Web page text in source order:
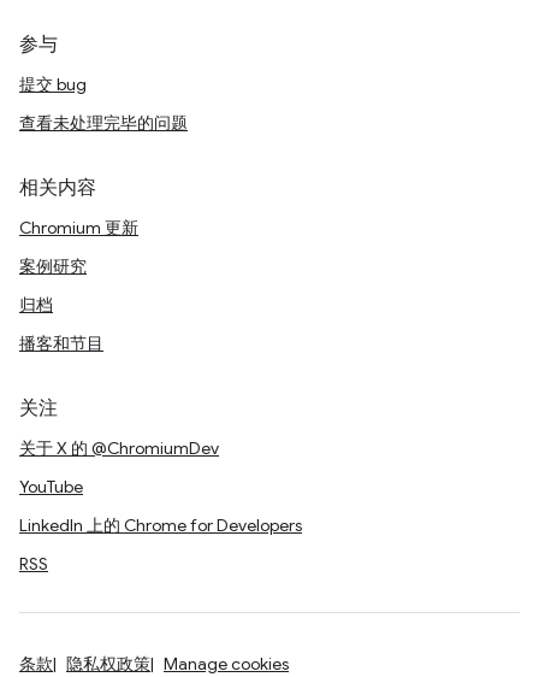
参与
提交 bug
查看未处理完毕的问题
相关内容
Chromium 更新
案例研究
归档
播客和节目
关注
关于 X 的 @ChromiumDev
YouTube
LinkedIn 上的 Chrome for Developers
RSS
条款 隐私权政策 Manage cookies